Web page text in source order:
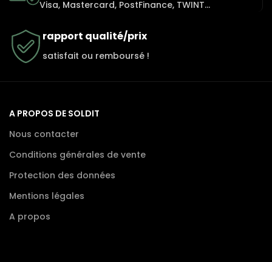
Visa, Mastercard, PostFinance, TWINT...
rapport qualité/prix
satisfait ou remboursé !
A PROPOS DE SOLDIT
Nous contacter
Conditions générales de vente
Protection des données
Mentions légales
A propos